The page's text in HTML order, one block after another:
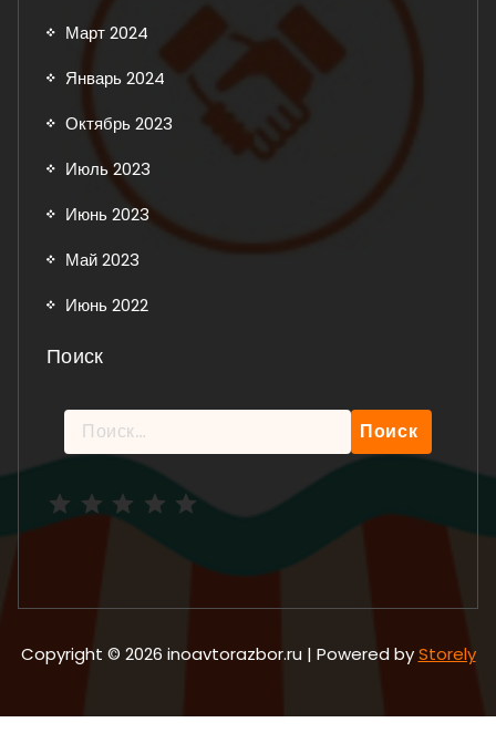
Март 2024
Январь 2024
Октябрь 2023
Июль 2023
Июнь 2023
Май 2023
Июнь 2022
Поиск
Найти:
Copyright © 2026 inoavtorazbor.ru | Powered byStorely